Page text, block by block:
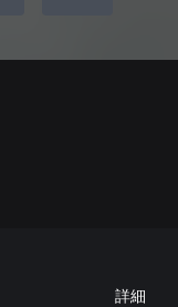
詳細